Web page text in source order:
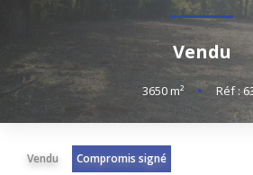
ESTIMATION
NOTRE
EXTRANET
Vendu
3650m² • Réf :
Vendu Compromis signé